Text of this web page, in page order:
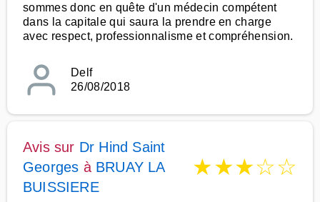
sommes donc en quête d'un médecin compétent
dans la capitale qui saura la prendre en charge
avec respect, professionnalisme et compréhension.
Delf
26/08/2018
Avis sur Dr Hind Saint
Georges à BRUAY LA
BUISSIERE
★★★☆☆